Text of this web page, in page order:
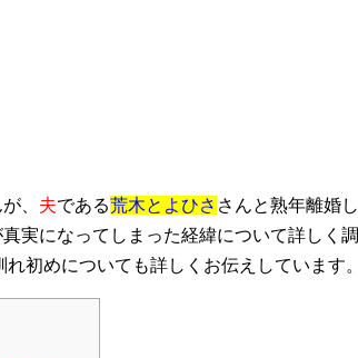
、 夫である荒木とよひさ さんと熟年離婚し
実になってしまった経緯について詳しく調
初めについても詳しくお伝えしています。